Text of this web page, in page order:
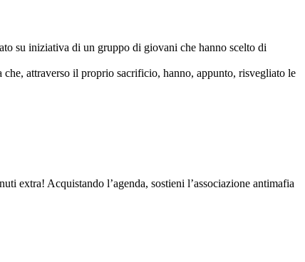
su iniziativa di un gruppo di giovani che hanno scelto di
attraverso il proprio sacrificio, hanno, appunto, risvegliato le
extra! Acquistando l’agenda, sostieni l’associazione antimafia